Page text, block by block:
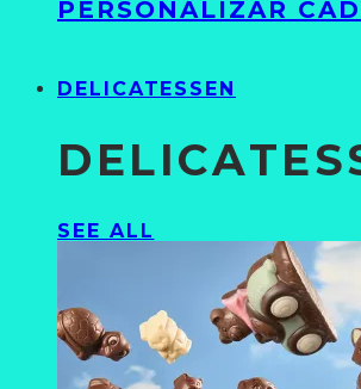
PERSONALIZAR
DELICATESSEN
SEE ALL